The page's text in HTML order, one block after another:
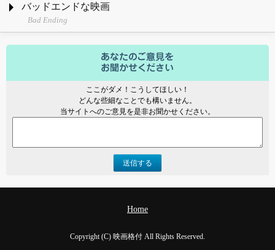
バッドエンドな映画
Bad Ending
ここがダメ！こうしてほしい！
どんな些細なことでも構いません。
当サイトへのご意見を是非お聞かせください。
送信する
Home
Copyright (C) 映画格付 All Rights Reserved.